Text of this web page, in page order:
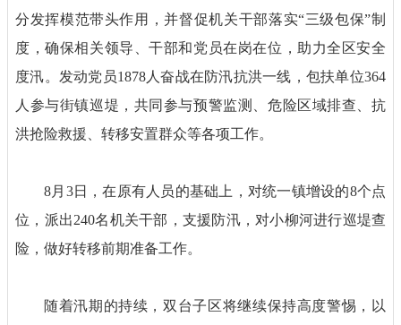
分发挥模范带头作用，并督促机关干部落实“三级包保”制
度，确保相关领导、干部和党员在岗在位，助力全区安全
度汛。发动党员1878人奋战在防汛抗洪一线，包扶单位364
人参与街镇巡堤，共同参与预警监测、危险区域排查、抗
洪抢险救援、转移安置群众等各项工作。
8月3日，在原有人员的基础上，对统一镇增设的8个点
位，派出240名机关干部，支援防汛，对小柳河进行巡堤查
险，做好转移前期准备工作。
随着汛期的持续，双台子区将继续保持高度警惕，以